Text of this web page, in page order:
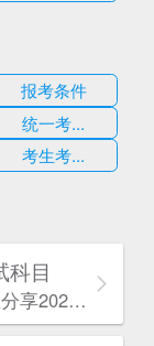
报考条件
统一考...
考生考...
科目
四川成人高考网​为广大考生分享2025年10月四川成考考试科目。为广大在职人员和社会人士提供学历提升的机会。更多四川成考考试信息，欢迎在线访问四川成人高考网。